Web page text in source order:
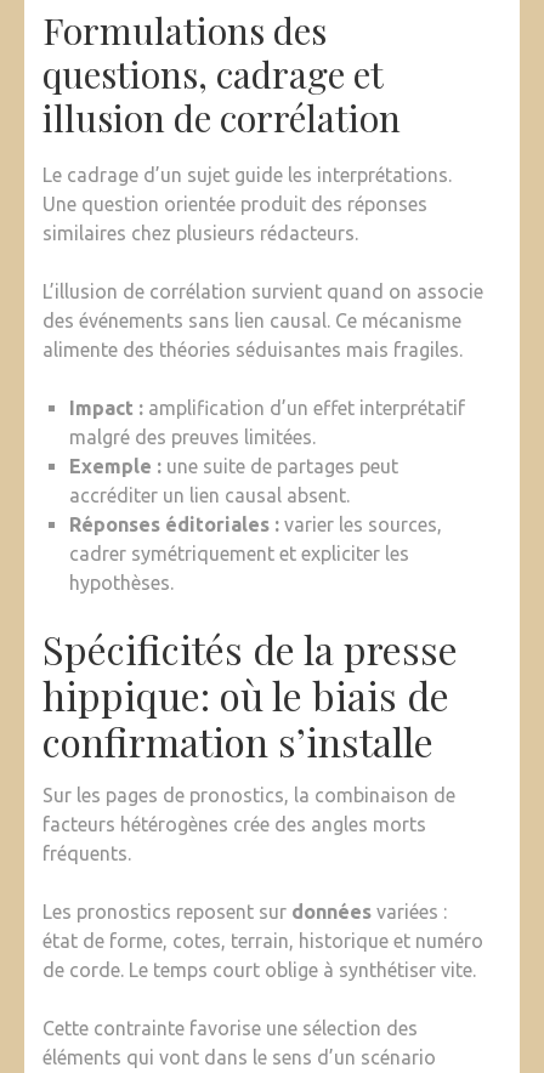
Formulations des
questions, cadrage et
illusion de corrélation
Le cadrage d’un sujet guide les interprétations.
Une question orientée produit des réponses
similaires chez plusieurs rédacteurs.
L’illusion de corrélation survient quand on associe
des événements sans lien causal. Ce mécanisme
alimente des théories séduisantes mais fragiles.
Impact : amplification d’un effet interprétatif
malgré des preuves limitées.
Exemple : une suite de partages peut
accréditer un lien causal absent.
Réponses éditoriales : varier les sources,
cadrer symétriquement et expliciter les
hypothèses.
Spécificités de la presse
hippique: où le biais de
confirmation s’installe
Sur les pages de pronostics, la combinaison de
facteurs hétérogènes crée des angles morts
fréquents.
Les pronostics reposent sur données variées :
état de forme, cotes, terrain, historique et numéro
de corde. Le temps court oblige à synthétiser vite.
Cette contrainte favorise une sélection des
éléments qui vont dans le sens d’un scénario